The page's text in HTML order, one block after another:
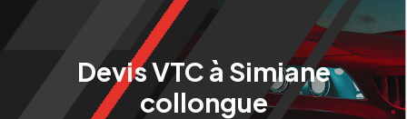
Devis VTC à Simiane
collongue